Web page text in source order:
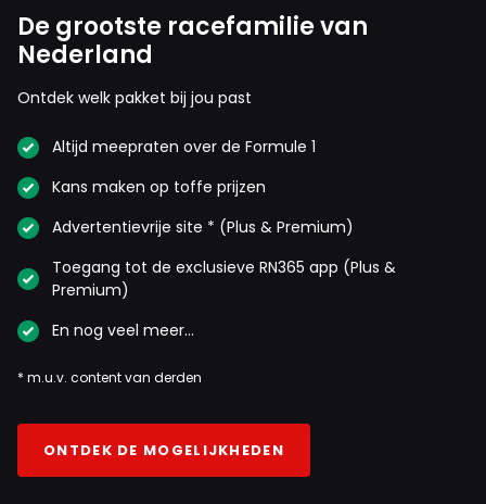
De grootste racefamilie van
Nederland
Ontdek welk pakket bij jou past
Altijd meepraten over de Formule 1
Kans maken op toffe prijzen
Advertentievrije site * (Plus & Premium)
Toegang tot de exclusieve RN365 app (Plus &
Premium)
En nog veel meer…
* m.u.v. content van derden
ONTDEK DE MOGELIJKHEDEN